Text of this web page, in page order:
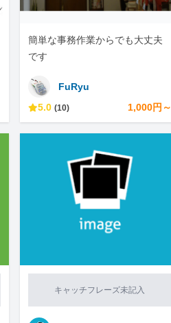
簡単な事務作業からでも大丈夫
です
FuRyu
5.0 (10) 1,000円～
キャッチフレーズ未記入